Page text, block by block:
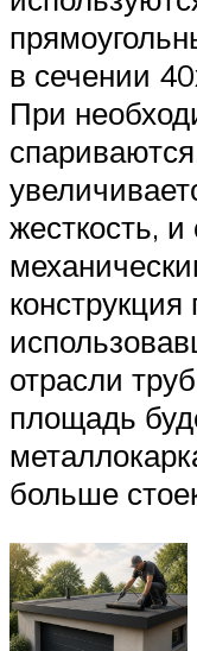
в сечении
При
жесткость,
отрасли
площадь
больше